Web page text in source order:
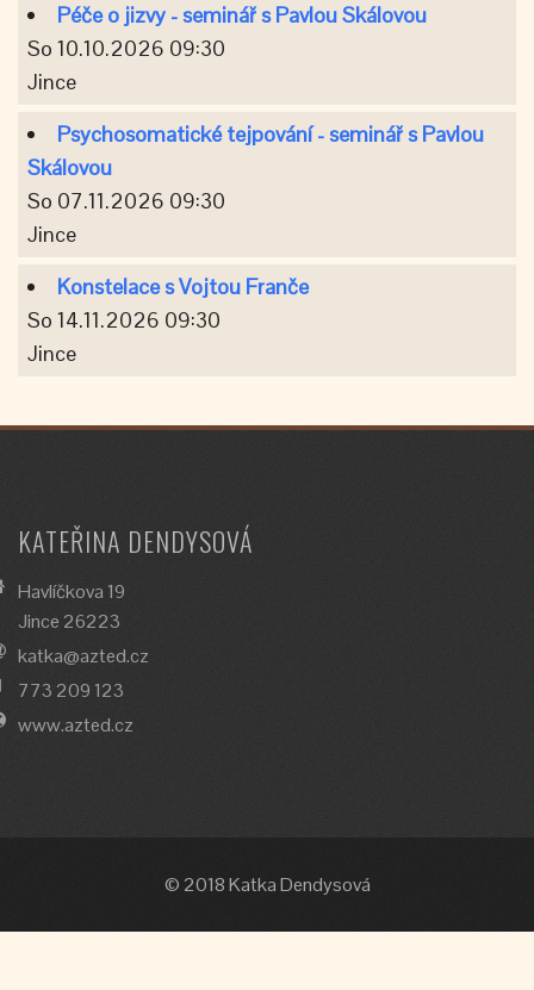
Péče o jizvy - seminář s Pavlou Skálovou
So 10.10.2026 09:30
Jince
Psychosomatické tejpování - seminář s Pavlou
Skálovou
So 07.11.2026 09:30
Jince
Konstelace s Vojtou Franče
So 14.11.2026 09:30
Jince
KATEŘINA DENDYSOVÁ
Havlíčkova 19
Jince 26223
katka@azted.cz
773 209 123
www.azted.cz
© 2018 Katka Dendysová